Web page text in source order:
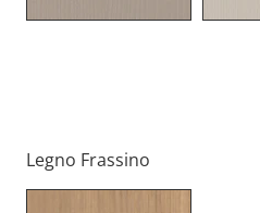
Legno Frassino